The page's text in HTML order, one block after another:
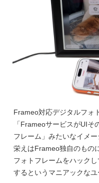
Frameo対応デジタルフォ
「FrameoサービスがUIそ
フレーム」みたいなイメ
栄えはFrameo独自のもの
フォトフレームをハック
するというマニアックなユ